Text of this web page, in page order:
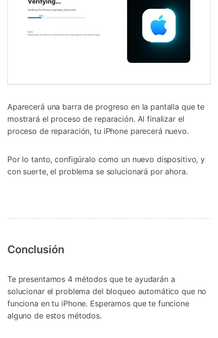
Aparecerá una barra de progreso en la pantalla que te
mostrará el proceso de reparación. Al finalizar el
proceso de reparación, tu iPhone parecerá nuevo.
Por lo tanto, configúralo como un nuevo dispositivo, y
con suerte, el problema se solucionará por ahora.
Conclusión
Te presentamos 4 métodos que te ayudarán a
solucionar el problema del bloqueo automático que no
funciona en tu iPhone. Esperamos que te funcione
alguno de estos métodos.